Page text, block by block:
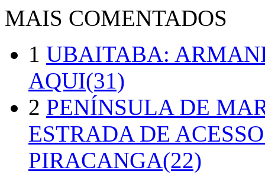
MAIS COMENTADOS
1 UBAITABA:
AQUI(31)
2 PENÍNSULA DE
ESTRADA DE
PIRACANGA(22)